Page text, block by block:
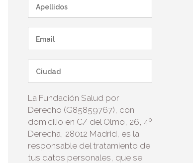
La Fundación Salud por
Derecho (G85859767), con
domicilio en C/ del Olmo, 26, 4º
Derecha, 28012 Madrid, es la
responsable del tratamiento de
tus datos personales, que se